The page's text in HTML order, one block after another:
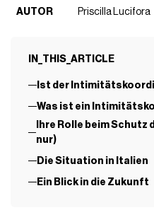
AUTOR
Priscilla Lucifora
IN_THIS_ARTICLE
Ist der
Was ist ein
Ihre Rolle beim
nur)
Die Situation in Italien
Ein Blick in die Zukunft